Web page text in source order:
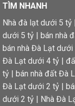
TÌM NHANH
Nhà đà lạt dưới 5 tỷ |
dưới 5 tỷ | bán nhà
bán nhà Đà Lạt dưới
Đà Lạt dưới 4 tỷ |
tỷ | bán nhà đất Đà
Đà Lạt dưới 2 tỷ |
dưới 2 tỷ | Nhà Đà